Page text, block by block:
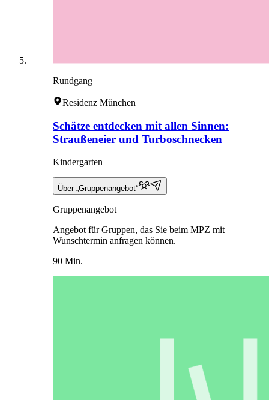
Rundgang
Residenz München
Schätze entdecken mit allen Sinnen:
Straußeneier und Turboschnecken
Kindergarten
Über „Gruppenangebot“
Gruppenangebot
Angebot für Gruppen, das Sie beim MPZ mit
Wunschtermin anfragen können.
90 Min.